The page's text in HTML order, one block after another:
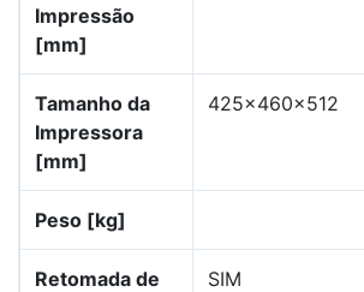
Impressão
[mm]
Tamanho da
Impressora
[mm]
425x460x512
Peso [kg]
Retomada de
SIM